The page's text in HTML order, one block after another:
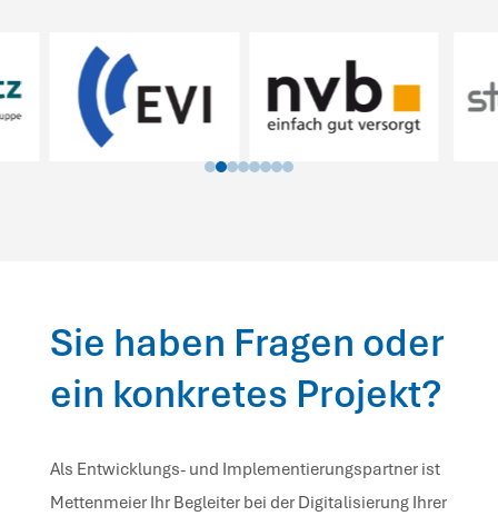
Sie haben Fragen oder
ein konkretes Projekt?
Als Entwicklungs- und Implementierungspartner ist
Mettenmeier Ihr Begleiter bei der Digitalisierung Ihrer